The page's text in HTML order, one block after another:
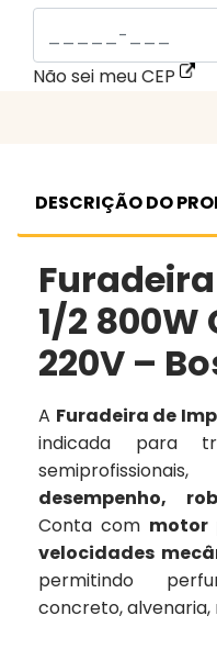
Não sei meu CEP
DESCRIÇÃO DO
1/2 800W
220V –
A Furadeira de
indicada para
desempenho,
Conta com motor
velocidades
permitindo
concreto, alvenaria,